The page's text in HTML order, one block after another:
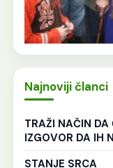
Najnoviji članci
TRAŽI NAČIN DA
IZGOVOR DA IH
STANJE SRCA